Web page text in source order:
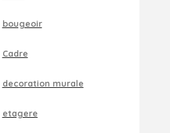
bougeoir
Cadre
decoration murale
etagere